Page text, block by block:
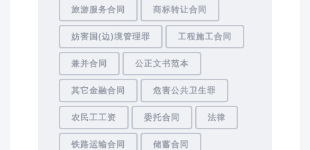
旅游服务合同 商标转让合同
妨害国(边)境管理罪 工程施工合同
兼并合同 公正文书范本
其它金融合同 危害公共卫生罪
农民工工资 委托合同 法律
铁路运输合同 储蓄合同